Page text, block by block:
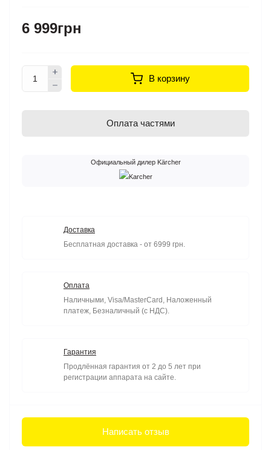
6 999грн
В корзину
Оплата частями
Официальный дилер Kärcher
Доставка
Бесплатная доставка - от 6999 грн.
Оплата
Наличными, Visa/MasterCard, Наложенный
платеж, Безналичный (с НДС).
Гарантия
Продлённая гарантия от 2 до 5 лет при
регистрации аппарата на сайте.
Написать отзыв